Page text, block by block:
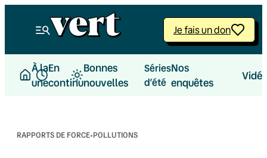
Je fais un don
À la
une
En
continu
Bonnes
nouvelles
Séries
d’été
Nos
enquêtes
RAPPORTS DE FORCE·POLLUTIONS